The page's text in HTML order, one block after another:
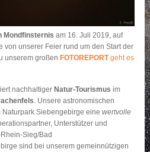
Mondfinsternis am 16. Juli 2019, auf
von unserer Feier rund um den Start der
unserem großenFOTOREPORTgeht es
nachhaltigerNatur-Tourismus im
. Unsere astronomischen
Naturpark Siebengebirge einewertvolle
Unterstützer und
Sieg/Bad
sind bei unserem gemeinnützigen